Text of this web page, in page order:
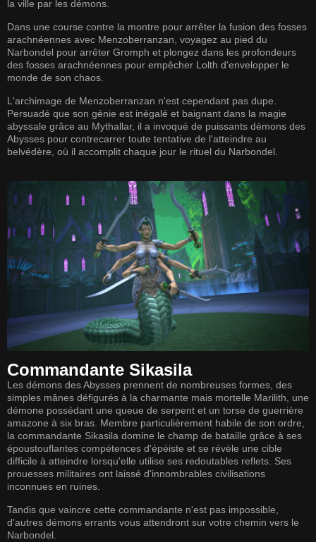
la ville par les démons.
Dans une course contre la montre pour arrêter la fusion des fosses
arachnéennes avec Menzoberranzan, voyagez au pied du
Narbondel pour arrêter Gromph et plongez dans les profondeurs
des fosses arachnéennes pour empêcher Lolth d'envelopper le
monde de son chaos.
L'archimage de Menzoberranzan n'est cependant pas dupe.
Persuadé que son génie est inégalé et baignant dans la magie
abyssale grâce au Mythallar, il a invoqué de puissants démons des
Abysses pour contrecarrer toute tentative de l'atteindre au
belvédère, où il accomplit chaque jour le rituel du Narbondel.
Commandante Sikasila
Les démons des Abysses prennent de nombreuses formes, des
simples mânes défigurés à la charmante mais mortelle Marilith, une
démone possédant une queue de serpent et un torse de guerrière
amazone à six bras. Membre particulièrement habile de son ordre,
la commandante Sikasila domine le champ de bataille grâce à ses
époustouflantes compétences d'épéiste et se révèle une cible
difficile à atteindre lorsqu'elle utilise ses redoutables reflets. Ses
prouesses militaires ont laissé d'innombrables civilisations
inconnues en ruines.
Tandis que vaincre cette commandante n'est pas impossible,
d'autres démons errants vous attendront sur votre chemin vers le
Narbondel.